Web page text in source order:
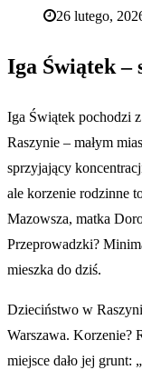
26 lutego,
Iga Świątek –
Iga Świątek pochodzi
Raszynie – małym
sprzyjający
ale korzenie rodzinne
Mazowsza, matka
Przeprowadzki?
mieszka do dziś.
Dzieciństwo w
Warszawa. Korzenie?
miejsce dało jej grunt: